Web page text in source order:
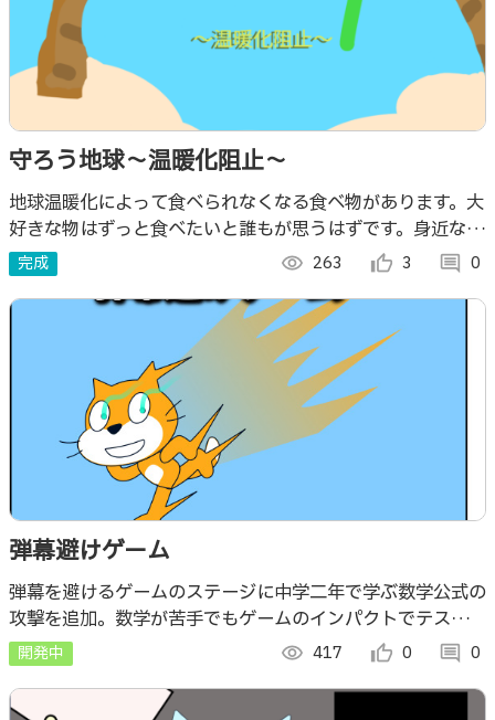
守ろう地球～温暖化阻止～
地球温暖化によって食べられなくなる食べ物があります。大
好きな物はずっと食べたいと誰もが思うはずです。身近な対
策をこのゲームを通して学んで温暖化を阻止しようという目
的を持ったゲームです。
完成 visibility 263 thumb_up_alt 3 comment 0
弾幕避けゲーム
弾幕を避けるゲームのステージに中学二年で学ぶ数学公式の
攻撃を追加。数学が苦手でもゲームのインパクトでテストに
必要な公式を覚えやすくなるので、記憶に残りやすい学習効
果が期待できるでしょう！
開発中 visibility 417 thumb_up_alt 0 comment 0